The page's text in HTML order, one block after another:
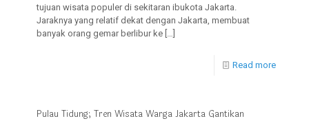
tujuan wisata populer di sekitaran ibukota Jakarta.
Jaraknya yang relatif dekat dengan Jakarta, membuat
banyak orang gemar berlibur ke […]
Read more
Pulau Tidung; Tren Wisata Warga Jakarta Gantikan